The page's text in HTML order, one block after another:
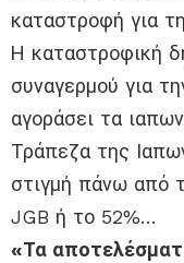
καταστροφή για
Η καταστροφική
συναγερμού για
αγοράσει τα
Τράπεζα της
στιγμή πάνω από
JGB ή το 52%…
«Τα